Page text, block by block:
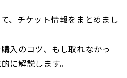
、チケット情報をまとめまし
入のコツ、もし取れなかっ
に解説します。